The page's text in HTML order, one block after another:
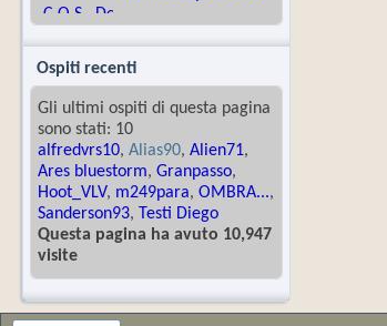
C.O.S._DeltaDracon
Ospiti recenti
Gli ultimi ospiti di questa pagina
sono stati: 10
alfredvrs10, Alias90, Alien71,
Ares bluestorm, Granpasso,
Hoot_VLV, m249para, OMBRA...,
Sanderson93,
Testi Diego
Questa pagina ha avuto 10,947
visite